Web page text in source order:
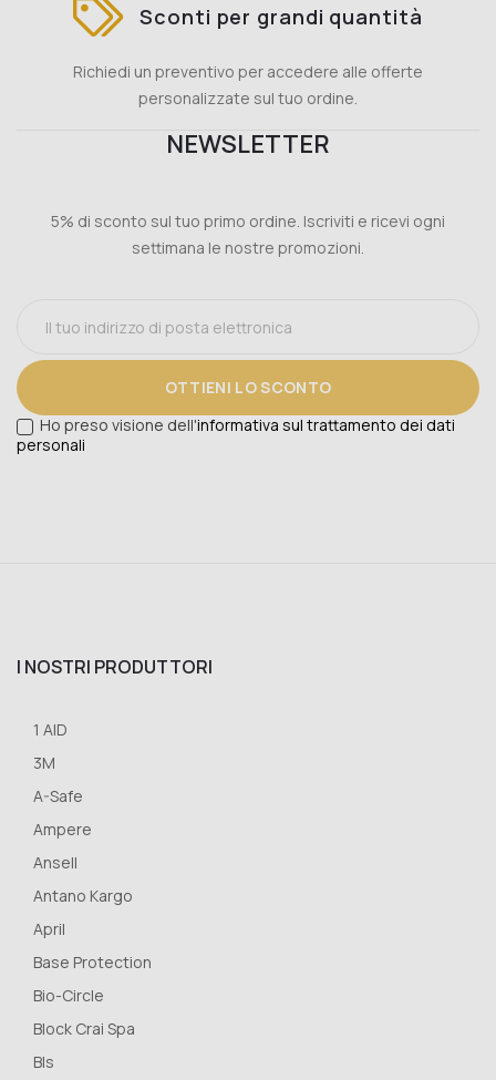
Sconti per grandi quantità
Richiedi un preventivo per accedere alle offerte
personalizzate sul tuo ordine.
NEWSLETTER
5% di sconto sul tuo primo ordine. Iscriviti e ricevi ogni
settimana le nostre promozioni.
OTTIENI LO SCONTO
Ho preso visione dell'informativa sul trattamento dei dati
personali
I NOSTRI PRODUTTORI
1 AID
3M
A-Safe
Ampere
Ansell
Antano Kargo
April
Base Protection
Bio-Circle
Block Crai Spa
Bls